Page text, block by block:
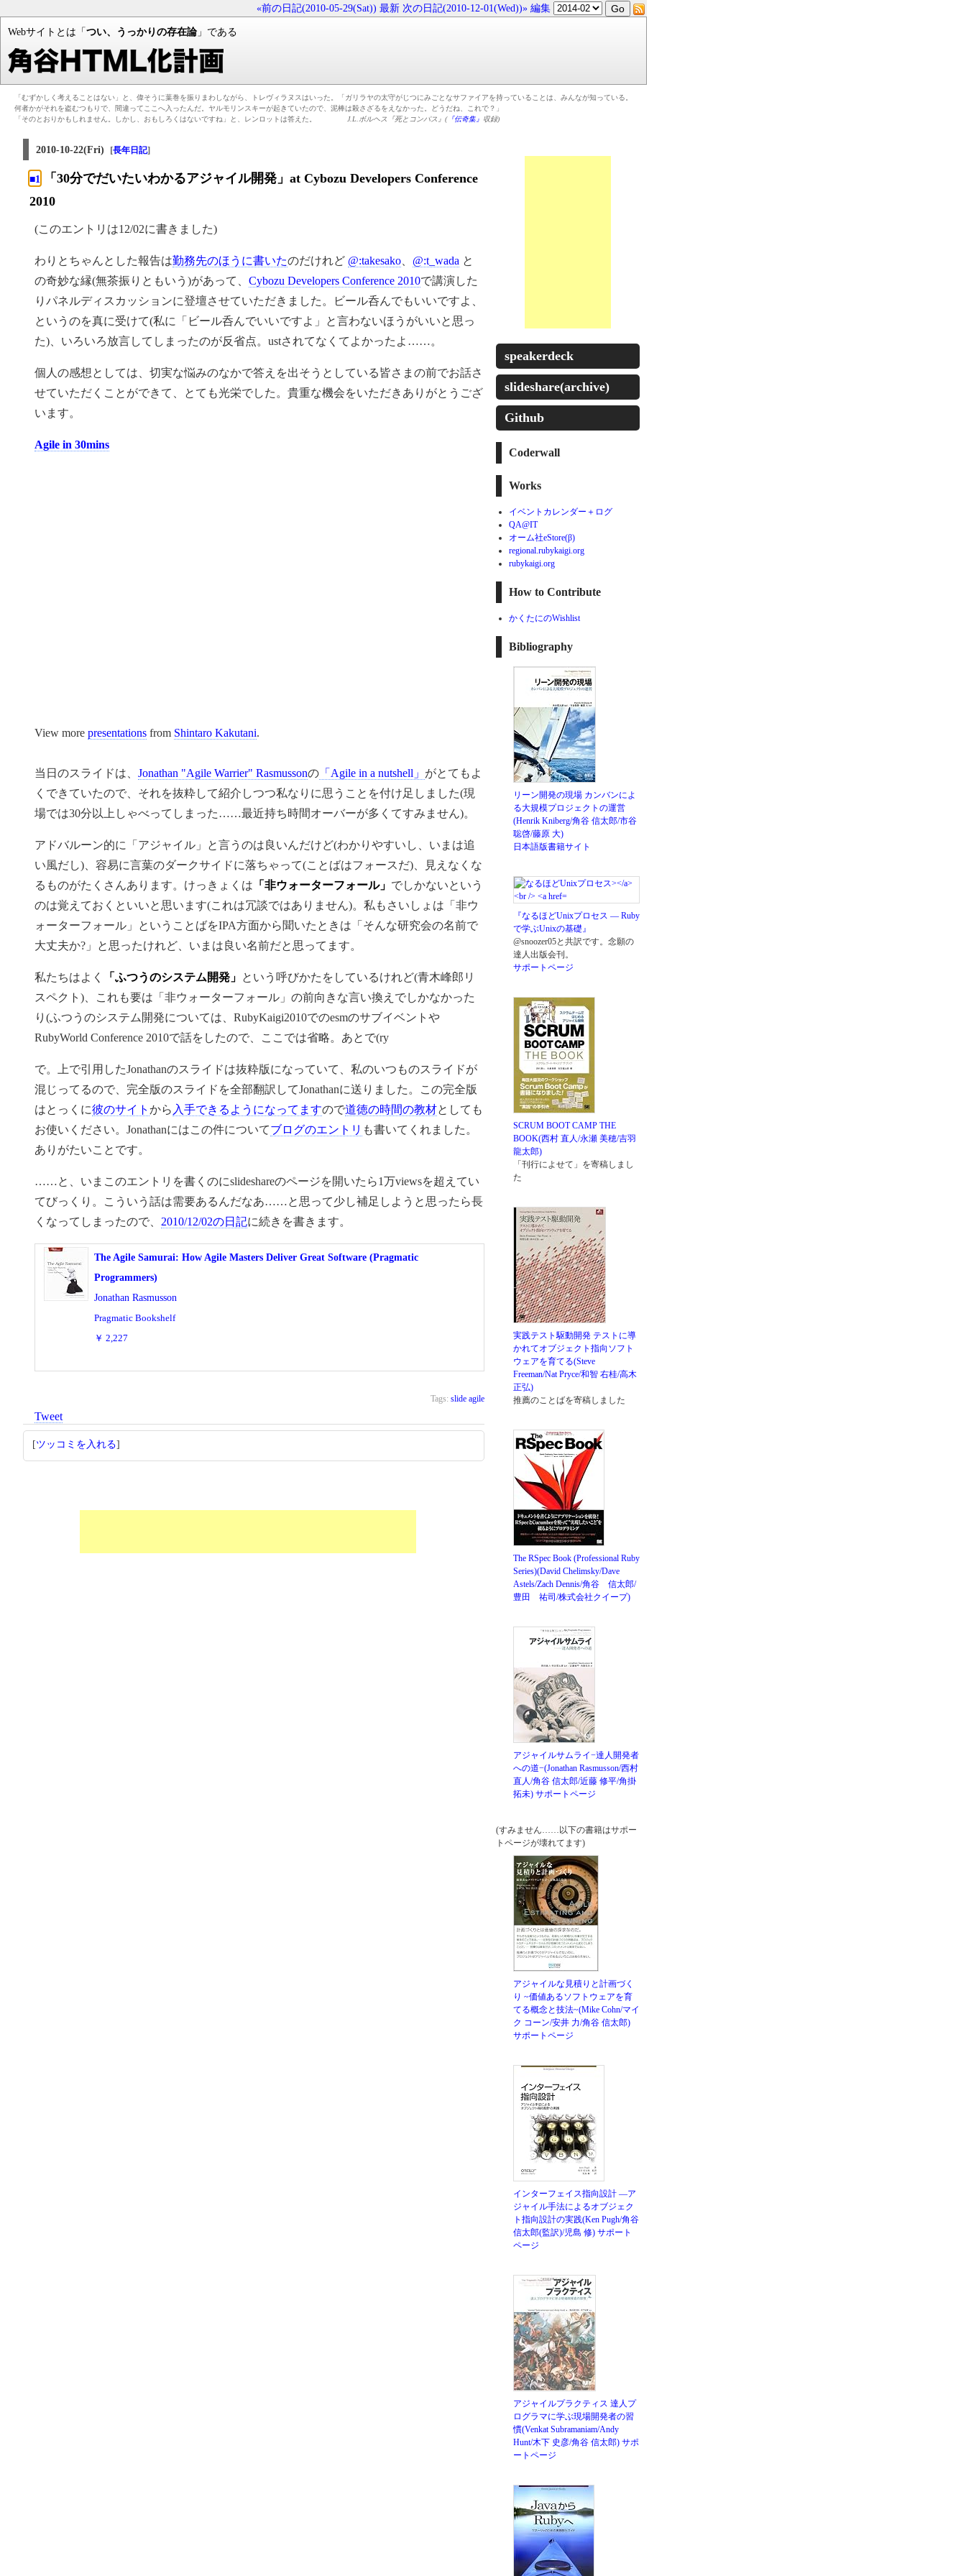
«前の日記(2010-05-29(Sat)) 最新 次の日記(2010-12-01(Wed))» 編集
Webサイトとは「 つい、うっかりの存在論」である
「むずかしく考えることはない」と、偉そうに葉巻を振りまわしながら、トレヴィラヌスはいった。「ガリラヤの太守がじつにみごとなサファイアを持っていることは、みんなが知っている。
何者かがそれを盗むつもりで、間違ってここへ入ったんだ。ヤルモリンスキーが起きていたので、泥棒は殺さざるをえなかった。どうだね、これで？」
「そのとおりかもしれません。しかし、おもしろくはないですね」と、レンロットは答えた。
J.L.ボルヘス『死とコンパス』(『伝奇集』 収録)
2010-10-22(Fri) [長年日記]
■1
「30分でだいたいわかるアジャイル開発」at Cybozu Developers Conference
2010
(このエントリは12/02に書きました)
わりとちゃんとした報告は勤務先のほうに書いたのだけれど @:takesako @:t_wada と
の奇妙な縁(無茶振りともいう)があって、 Cybozu Developers Conference 2010で講演した
りパネルディスカッションに登壇させていただきました。ビール呑んでもいいですよ、
というのを真に受けて(私に「ビール呑んでいいですよ」と言わないほうがいいと思っ
た)、いろいろ放言してしまったのが反省点。ustされてなくてよかったよ……。
個人の感想としては、切実な悩みのなかで答えを出そうとしている皆さまの前でお話さ
せていただくことができて、とても光栄でした。貴重な機会をいただきありがとうござ
います。
Agile in 30mins
View more presentations from Shintaro Kakutani.
当日のスライドは、 Jonathan "Agile Warrier" Rasmussonの 「Agile in a nutshell」 がとてもよ
くできていたので、それを抜粋して紹介しつつ私なりに思うことを付け足しました(現
場では30分以上しゃべってしまった……最近持ち時間オーバーが多くてすみません)。
アドバルーン的に「アジャイル」と言うのは良いんだけど(わかりやすいし、いまは追
い風だし)、容易に言葉のダークサイドに落ちゃって(ことばはフォースだ)、見えなくな
るものがたくさんあります。けっきょくは 「非ウォーターフォール」 でしかないという
のは覚えておくといいと思います(これは冗談ではありません)。私もさいしょは「非ウ
ォーターフォール」ということばをIPA方面から聞いたときは「そんな研究会の名前で
大丈夫か?」と思ったけれど、いまは良い名前だと思ってます。
私たちはよく 「ふつうのシステム開発」 という呼びかたをしているけれど(青木峰郎リ
スペクト)、これも要は「非ウォーターフォール」の前向きな言い換えでしかなかった
り(ふつうのシステム開発については、RubyKaigi2010でのesmのサブイベントや
RubyWorld Conference 2010で話をしたので、ここでは省略。あとで(ry
で。上で引用したJonathanのスライドは抜粋版になっていて、私のいつものスライドが
混じってるので、完全版のスライドを全部翻訳してJonathanに送りました。この完全版
はとっくに彼のサイト から 入手できるようになってますので道徳の時間の教材としても
お使いください。Jonathanにはこの件についてブログのエントリ も書いてくれました。
ありがたいことです。
……と、いまこのエントリを書くのにslideshareのページを開いたら1万viewsを超えてい
てびっくり。こういう話は需要あるんだなあ……と思って少し補足しようと思ったら長
くなってしまったので、 2010/12/02の日記に続きを書きます。
The Agile Samurai: How Agile Masters Deliver Great Software (Pragmatic
Programmers)
Jonathan Rasmusson
Pragmatic Bookshelf
￥ 2,227
Tags: slide agile
Tweet
[ツッコミを入れる]
speakerdeck
slideshare(archive)
Github
Coderwall
Works
イベントカレンダー＋ログ
QA@IT
オーム社eStore(β)
regional.rubykaigi.org
rubykaigi.org
How to Contribute
かくたにのWishlist
Bibliography
リーン開発の現場 カンバンによ
る大規模プロジェクトの運営
(Henrik Kniberg/角谷 信太郎/市谷
聡啓/藤原 大)
日本語版書籍サイト
『なるほどUnixプロセス ― Ruby
で学ぶUnixの基礎』
@snoozer05と共訳です。念願の
達人出版会刊。
サポートページ
SCRUM BOOT CAMP THE
BOOK(西村 直人/永瀬 美穂/吉羽
龍太郎)
「刊行によせて」を寄稿しまし
た
実践テスト駆動開発 テストに導
かれてオブジェクト指向ソフト
ウェアを育てる(Steve
Freeman/Nat Pryce/和智 右桂/高木
正弘)
推薦のことばを寄稿しました
The RSpec Book (Professional Ruby
Series)(David Chelimsky/Dave
Astels/Zach Dennis/角谷 信太郎/
豊田 祐司/株式会社クイープ)
アジャイルサムライ−達人開発者
への道−(Jonathan Rasmusson/西村
直人/角谷 信太郎/近藤 修平/角掛
拓未) サポートページ
(すみません……以下の書籍はサポー
トページが壊れてます)
アジャイルな見積りと計画づく
り ~価値あるソフトウェアを育
てる概念と技法~(Mike Cohn/マイ
ク コーン/安井 力/角谷 信太郎)
サポートページ
インターフェイス指向設計 ―ア
ジャイル手法によるオブジェク
ト指向設計の実践(Ken Pugh/角谷
信太郎(監訳)/児島 修) サポート
ページ
アジャイルプラクティス 達人プ
ログラマに学ぶ現場開発者の習
慣(Venkat Subramaniam/Andy
Hunt/木下 史彦/角谷 信太郎) サポ
ートページ